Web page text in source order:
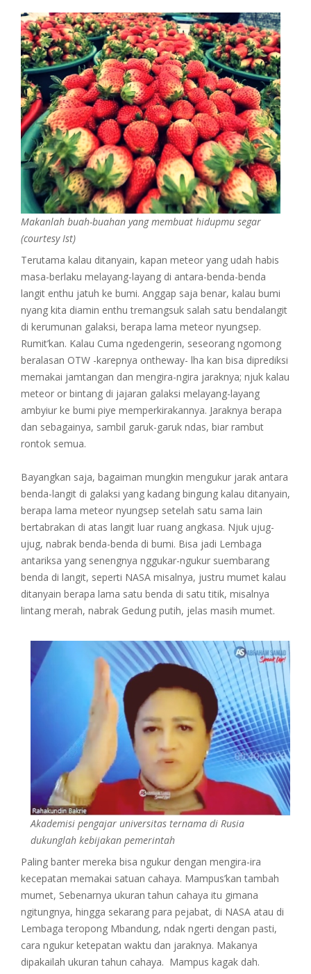
Makanlah buah-buahan yang membuat hidupmu segar
(courtesy Ist)
Terutama kalau ditanyain, kapan meteor yang udah habis
masa-berlaku melayang-layang di antara-benda-benda
langit enthu jatuh ke bumi. Anggap saja benar, kalau bumi
nyang kita diamin enthu tremangsuk salah satu bendalangit
di kerumunan galaksi, berapa lama meteor nyungsep.
Rumit’kan. Kalau Cuma ngedengerin, seseorang ngomong
beralasan OTW -karepnya ontheway- lha kan bisa diprediksi
memakai jamtangan dan mengira-ngira jaraknya; njuk kalau
meteor or bintang di jajaran galaksi melayang-layang
ambyiur ke bumi piye memperkirakannya. Jaraknya berapa
dan sebagainya, sambil garuk-garuk ndas, biar rambut
rontok semua.
Bayangkan saja, bagaiman mungkin mengukur jarak antara
benda-langit di galaksi yang kadang bingung kalau ditanyain,
berapa lama meteor nyungsep setelah satu sama lain
bertabrakan di atas langit luar ruang angkasa. Njuk ujug-
ujug, nabrak benda-benda di bumi. Bisa jadi Lembaga
antariksa yang senengnya nggukar-ngukur suembarang
benda di langit, seperti NASA misalnya, justru mumet kalau
ditanyain berapa lama satu benda di satu titik, misalnya
lintang merah, nabrak Gedung putih, jelas masih mumet.
Akademisi pengajar universitas ternama di Rusia
dukunglah kebijakan pemerintah
Paling banter mereka bisa ngukur dengan mengira-ira
kecepatan memakai satuan cahaya. Mampus’kan tambah
mumet, Sebenarnya ukuran tahun cahaya itu gimana
ngitungnya, hingga sekarang para pejabat, di NASA atau di
Lembaga teropong Mbandung, ndak ngerti dengan pasti,
cara ngukur ketepatan waktu dan jaraknya. Makanya
dipakailah ukuran tahun cahaya. Mampus kagak dah.